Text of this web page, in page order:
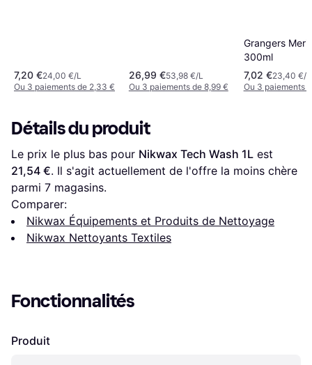
7,20 €24,00 €/L
Ou 3 paiements de 2,33 €
26,99 €53,98 €/L
Ou 3 paiements de 8,99 €
Grangers
300ml
7,02 €23,40 €/L
Ou 3 paiements
Détails du produit
Le prix le plus bas pour Nikwax Tech Wash 1L
21,54 €. Il s'agit actuellement de l'offre la moins chère
parmi 7 magasins.
Comparer:
Nikwax Équipements et Produits de Nettoyage
Nikwax Nettoyants Textiles
Fonctionnalités
Produit